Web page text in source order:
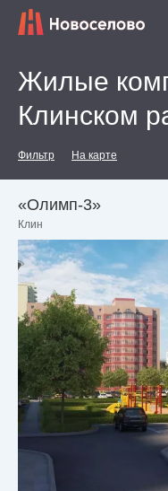
Жилые
Клинском
Фильтр На карте
«Олимп-3»
Клин